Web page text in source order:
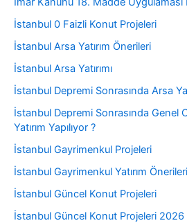
İstanbul 0 Faizli Konut Projeleri
İstanbul Arsa Yatırım Önerileri
İstanbul Arsa Yatırımı
İstanbul Depremi Sonrasında Arsa
İstanbul Depremi Sonrasında Genel
Yatırım Yapılıyor ?
İstanbul Gayrimenkul Projeleri
İstanbul Gayrimenkul Yatırım Önerileri
İstanbul Güncel Konut Projeleri
İstanbul Güncel Konut Projeleri 2026